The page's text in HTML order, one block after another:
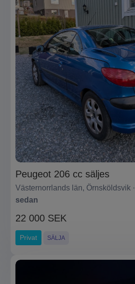
Peugeot 206 cc säljes
Västernorrlands län, Örnsköldsvik ·
sedan
22 000 SEK
Privat SÄLJA